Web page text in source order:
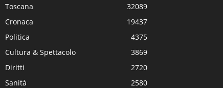
Toscana
32089
Cronaca
19437
Politica
4375
Cultura & Spettacolo
3869
Diritti
2720
Sanità
2580